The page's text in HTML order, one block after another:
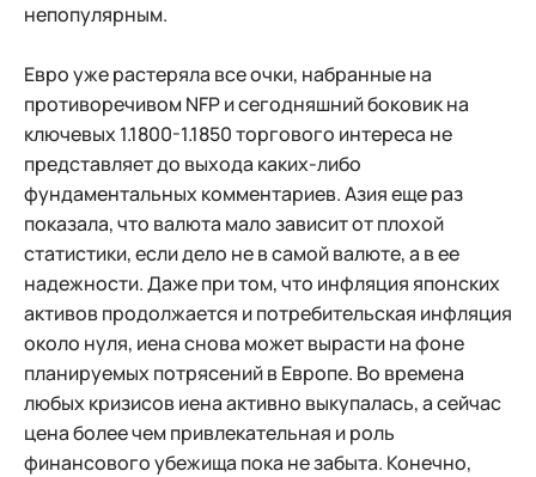
непопулярным.
Евро уже растеряла все очки, набранные на
противоречивом NFP и сегодняшний боковик на
ключевых 1.1800-1.1850 торгового интереса не
представляет до выхода каких-либо
фундаментальных комментариев. Азия еще раз
показала, что валюта мало зависит от плохой
статистики, если дело не в самой валюте, а в ее
надежности. Даже при том, что инфляция японских
активов продолжается и потребительская инфляция
около нуля, иена снова может вырасти на фоне
планируемых потрясений в Европе. Во времена
любых кризисов иена активно выкупалась, а сейчас
цена более чем привлекательная и роль
финансового убежища пока не забыта. Конечно,